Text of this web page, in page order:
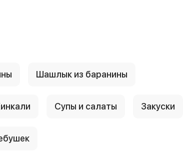
Шашлык из баранины
Супы и салаты Закуски